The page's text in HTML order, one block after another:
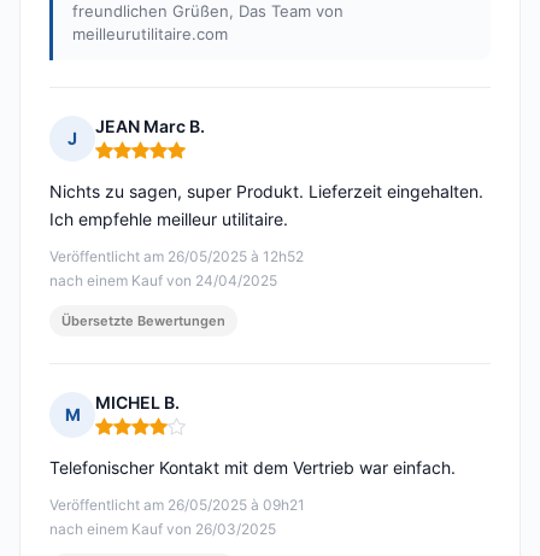
freundlichen Grüßen, Das Team von
meilleurutilitaire.com
J
JEAN Marc B.
Hinweis: 5 von 5
Veröffentlicht am 26/05/2025 à 12h52
nach einem Kauf von 24/04/2025
Nichts zu sagen, super Produkt. Lieferzeit eingehalten.
Ich empfehle meilleur utilitaire.
Übersetzte Bewertungen
M
MICHEL B.
Hinweis: 4 von 5
Veröffentlicht am 26/05/2025 à 09h21
nach einem Kauf von 26/03/2025
Telefonischer Kontakt mit dem Vertrieb war einfach.